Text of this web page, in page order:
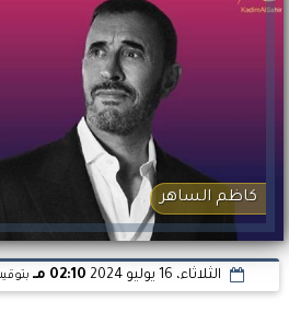
كاظم الساهر
الثلاثاء، 16 يوليو 2024 02:10 مـ